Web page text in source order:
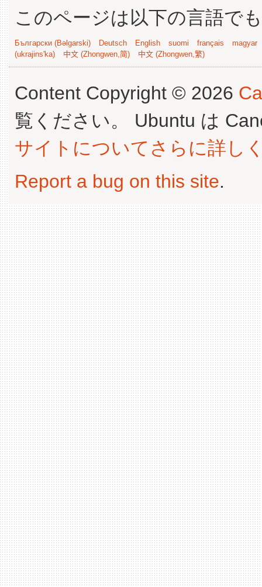
このページは以下の言語で
Български (Bəlgarski) Deutsch English suomi français
magyar
(ukrajins'ka)
中文 (Zhongwen,简) 中文 (Zhongwen,繁)
Content Copyright © 2026
覧ください。 Ubuntu は
サイトについてさらに詳し
Report a bug on this site.